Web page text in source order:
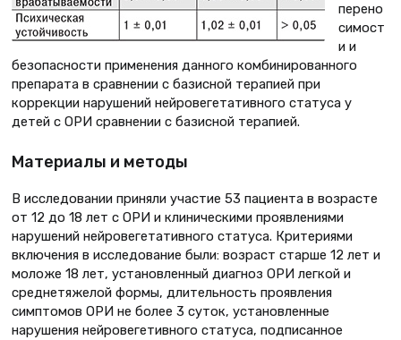
перено
симост
и и
безопасности применения данного комбинированного
препарата в сравнении с базисной терапией при
коррекции нарушений нейровегетативного статуса у
детей с ОРИ сравнении с базисной терапией.
Материалы и методы
В исследовании приняли участие 53 пациента в возрасте
от 12 до 18 лет с ОРИ и клиническими проявлениями
нарушений нейровегетативного статуса. Критериями
включения в исследование были: возраст старше 12 лет и
моложе 18 лет, установленный диагноз ОРИ легкой и
среднетяжелой формы, длительность проявления
симптомов ОРИ не более 3 суток, установленные
нарушения нейровегетивного статуса, подписанное